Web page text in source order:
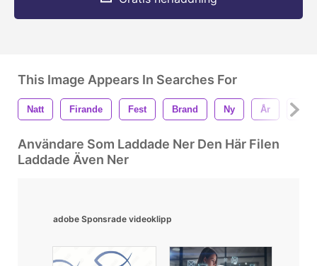
This Image Appears In Searches For
Natt Firande Fest Brand Ny År
Användare Som Laddade Ner Den Här Filen
Laddade Även Ner
adobe Sponsrade videoklipp